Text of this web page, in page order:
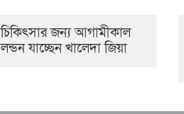
চিকিৎসার জন্য আগামীকাল
লন্ডন যাচ্ছেন খালেদা জিয়া